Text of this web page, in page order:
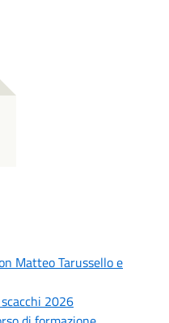
Matteo Tarussello e
2026